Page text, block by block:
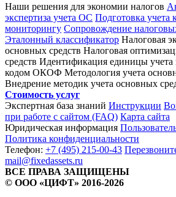
Наши решения для экономии налогов
экспертиза учета ОС Подготовка учета
мониторингу Сопровождение
Эталонный классификатор Налоговая
основных средств Налоговая
средств Идентификация единицы учета
кодом ОКОФ Методология учета
Внедрение методик учета основных
Стоимость услуг
Экспертная база знаний Инструкции
при работе с сайтом (FAQ) Карта сайта
Юридическая информация
Политика конфиденциальности
Телефон: +7 (495) 215-00-43
mail@fixedassets.ru
ВСЕ ПРАВА ЗАЩИЩЕНЫ
© ООО «ЦИФТ» 2016-2026